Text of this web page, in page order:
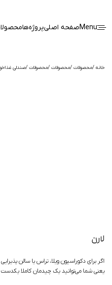
Menuصفحه اصلیپروژه‌ها
خانه محصولات محصولات محصولات صندلی
لارن
اگر برای دکوراسیون ویلا، تراس یا سالن
یعنی شما می‌توانید یک چیدمان کاملا